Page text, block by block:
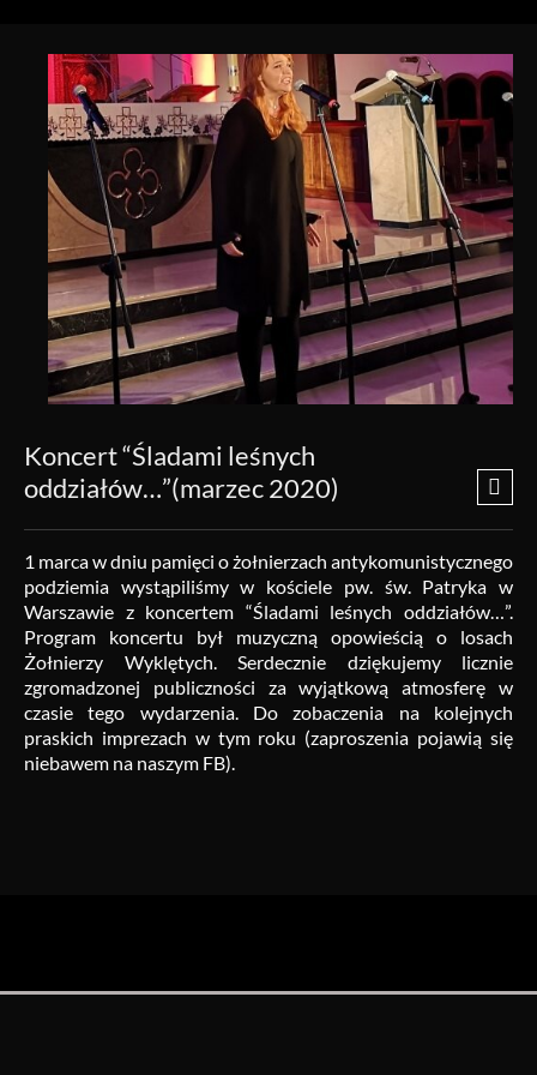
Koncert “Śladami leśnych
oddziałów…”(marzec 2020)
1 marca w dniu pamięci o żołnierzach antykomunistycznego
podziemia wystąpiliśmy w kościele pw. św. Patryka w
Warszawie z koncertem “Śladami leśnych oddziałów…”.
Program koncertu był muzyczną opowieścią o losach
Żołnierzy Wyklętych. Serdecznie dziękujemy licznie
zgromadzonej publiczności za wyjątkową atmosferę w
czasie tego wydarzenia. Do zobaczenia na kolejnych
praskich imprezach w tym roku (zaproszenia pojawią się
niebawem na naszym FB).